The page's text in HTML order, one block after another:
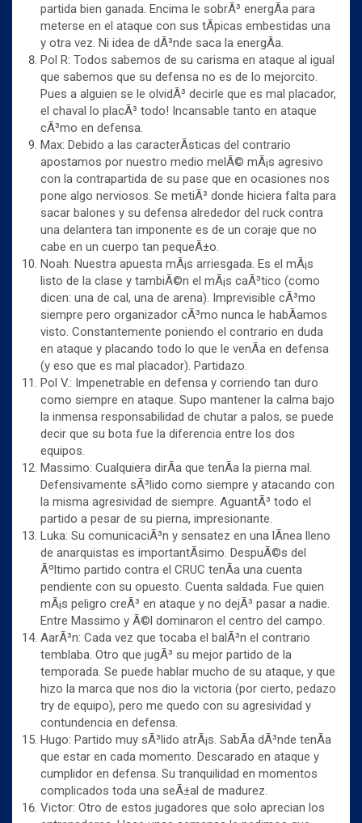
partida bien ganada. Encima le sobrÃ³ energÃ­a para
meterse en el ataque con sus tÃ­picas embestidas una
y otra vez. Ni idea de dÃ³nde saca la energÃ­a.
Pol R: Todos sabemos de su carisma en ataque al igual
que sabemos que su defensa no es de lo mejorcito.
Pues a alguien se le olvidÃ³ decirle que es mal placador,
el chaval lo placÃ³ todo! Incansable tanto en ataque
cÃ³mo en defensa.
Max: Debido a las caracterÃ­sticas del contrario
apostamos por nuestro medio melÃ© mÃ¡s agresivo
con la contrapartida de su pase que en ocasiones nos
pone algo nerviosos. Se metiÃ³ donde hiciera falta para
sacar balones y su defensa alrededor del ruck contra
una delantera tan imponente es de un coraje que no
cabe en un cuerpo tan pequeÃ±o.
Noah: Nuestra apuesta mÃ¡s arriesgada. Es el mÃ¡s
listo de la clase y tambiÃ©n el mÃ¡s caÃ³tico (como
dicen: una de cal, una de arena). Imprevisible cÃ³mo
siempre pero organizador cÃ³mo nunca le habÃ­amos
visto. Constantemente poniendo el contrario en duda
en ataque y placando todo lo que le venÃ­a en defensa
(y eso que es mal placador). Partidazo.
Pol V.: Impenetrable en defensa y corriendo tan duro
como siempre en ataque. Supo mantener la calma bajo
la inmensa responsabilidad de chutar a palos, se puede
decir que su bota fue la diferencia entre los dos
equipos.
Massimo: Cualquiera dirÃ­a que tenÃ­a la pierna mal.
Defensivamente sÃ³lido como siempre y atacando con
la misma agresividad de siempre. AguantÃ³ todo el
partido a pesar de su pierna, impresionante.
Luka: Su comunicaciÃ³n y sensatez en una lÃ­nea lleno
de anarquistas es importantÃ­simo. DespuÃ©s del
Ãºltimo partido contra el CRUC tenÃ­a una cuenta
pendiente con su opuesto. Cuenta saldada. Fue quien
mÃ¡s peligro creÃ³ en ataque y no dejÃ³ pasar a nadie.
Entre Massimo y Ã©l dominaron el centro del campo.
AarÃ³n: Cada vez que tocaba el balÃ³n el contrario
temblaba. Otro que jugÃ³ su mejor partido de la
temporada. Se puede hablar mucho de su ataque, y que
hizo la marca que nos dio la victoria (por cierto, pedazo
try de equipo), pero me quedo con su agresividad y
contundencia en defensa.
Hugo: Partido muy sÃ³lido atrÃ¡s. SabÃ­a dÃ³nde tenÃ­a
que estar en cada momento. Descarado en ataque y
cumplidor en defensa. Su tranquilidad en momentos
complicados toda una seÃ±al de madurez.
Victor: Otro de estos jugadores que solo aprecian los